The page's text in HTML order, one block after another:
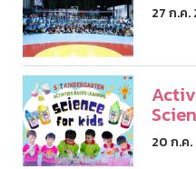
27 ก.ค.
20 ก.ค